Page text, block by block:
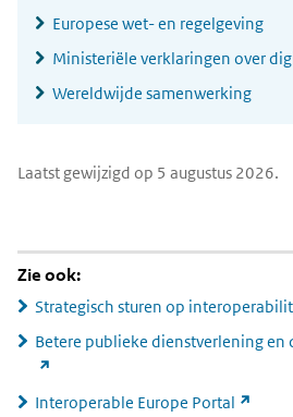
Europese wet- en regelgeving
Ministeriële verklaringen over
Wereldwijde samenwerking
Laatst gewijzigd op 5 augustus 2026.
Zie ook:
Strategisch sturen op
Betere publieke dienstverlening
Interoperable Europe Portal (link